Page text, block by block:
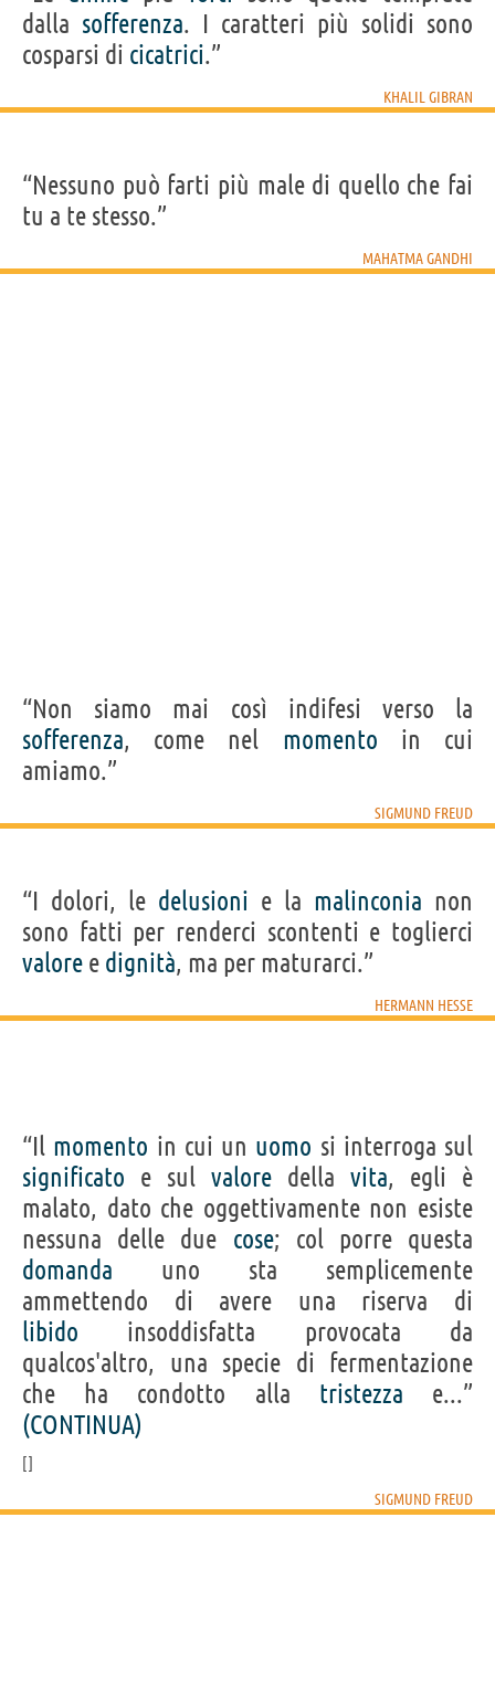
dalla sofferenza. I caratteri più solidi sono
cosparsi di cicatrici.”
KHALIL GIBRAN
“Nessuno può farti più male di quello che fai
tu a te stesso.”
MAHATMA GANDHI
“Non siamo mai così indifesi verso la
sofferenza, come nel momento in cui
amiamo.”
SIGMUND FREUD
“I dolori, le delusioni e la malinconia non
sono fatti per renderci scontenti e toglierci
valore e dignità, ma per maturarci.”
HERMANN HESSE
“Il momento in cui un uomo si interroga sul
significato e sul valore della vita, egli è
malato, dato che oggettivamente non esiste
nessuna delle due cose; col porre questa
domanda uno sta semplicemente
ammettendo di avere una riserva di
libido insoddisfatta provocata da
qualcos'altro, una specie di fermentazione
che ha condotto alla tristezza e...”
(CONTINUA)
SIGMUND FREUD